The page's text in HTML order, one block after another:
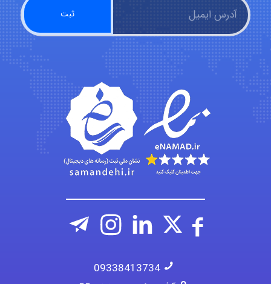
hosein abdolvand
Kati
emami
ehtesham
09338413734